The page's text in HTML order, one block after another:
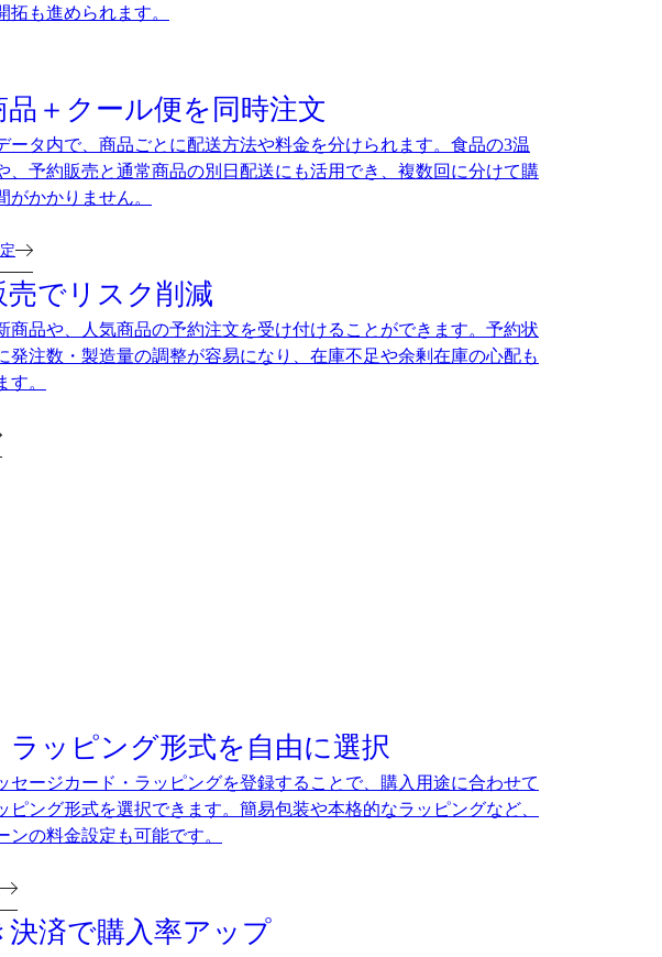
拓も進められます。
品＋クール便を同時注文
ータ内で、商品ごとに配送方法や料金を分けられます。食品の3温
、予約販売と通常商品の別日配送にも活用でき、複数回に分けて購
がかかりません。
売でリスク削減
商品や、人気商品の予約注文を受け付けることができます。予約状
発注数・製造量の調整が容易になり、在庫不足や余剰在庫の心配も
す。
ラッピング形式を自由に選択
セージカード・ラッピングを登録することで、購入用途に合わせて
ピング形式を選択できます。簡易包装や本格的なラッピングなど、
ンの料金設定も可能です。
決済で購入率アップ